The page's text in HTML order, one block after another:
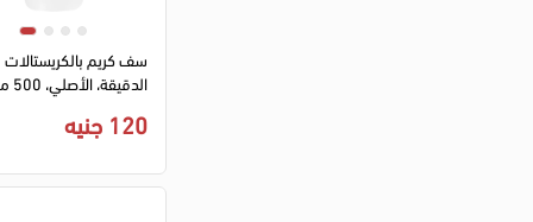
سف كريم بالكريستالات
الدقيقة، الأصلي، 500 مل
120 جنيه